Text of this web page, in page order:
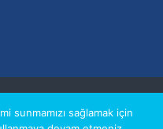
sunmamızı sağlamak için